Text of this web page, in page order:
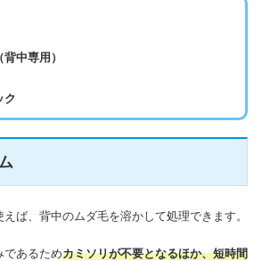
中専用）
ク
ば、背中のムダ毛を溶かして処理できます。
であるためカミソリが不要となるほか、短時間